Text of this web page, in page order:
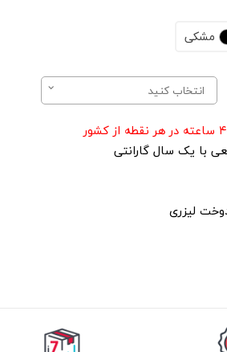
مشکی
انتخاب کنید
با یک سال گارانتی
لیزری